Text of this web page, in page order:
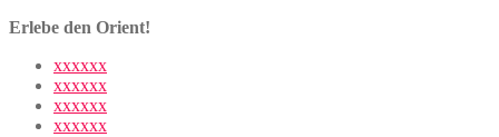
Erlebe den Orient!
xxxxxx
xxxxxx
xxxxxx
xxxxxx